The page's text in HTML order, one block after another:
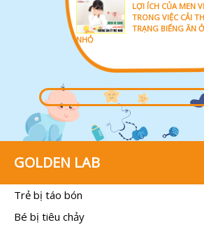
LỢI ÍCH CỦA MEN
TRONG VIỆC CẢI
TRẠNG BIẾNG ĂN
NHỎ
GOLDEN LAB
Trẻ bị táo bón
Bé bị tiêu chảy